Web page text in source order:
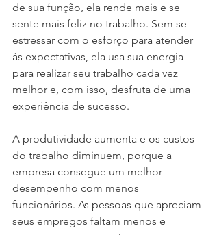
de sua função, ela rende mais e se
sente mais feliz no trabalho. Sem se
estressar com o esforço para atender
às expectativas, ela usa sua energia
para realizar seu trabalho cada vez
melhor e, com isso, desfruta de uma
experiência de sucesso.
A produtividade aumenta e os custos
do trabalho diminuem, porque a
empresa consegue um melhor
desempenho com menos
funcionários. As pessoas que apreciam
seus empregos faltam menos e